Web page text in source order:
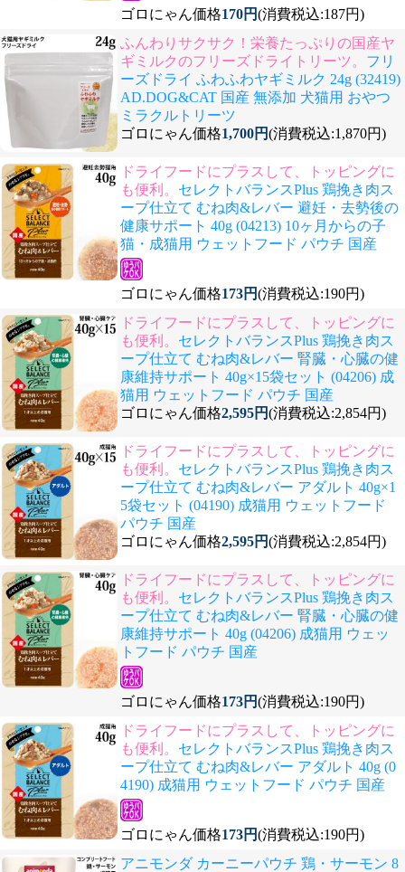
ゴロにゃん価格170円(消費税込:187円)
ふんわりサクサク！栄養たっぷりの国産ヤ
ギミルクのフリーズドライトリーツ。 フリ
ーズドライ ふわふわヤギミルク 24g (32419)
AD.DOG&CAT 国産 無添加 犬猫用 おやつ
ミラクルトリーツ
ゴロにゃん価格1,700円(消費税込:1,870円)
ドライフードにプラスして、トッピングに
も便利。 セレクトバランスPlus 鶏挽き肉ス
ープ仕立て むね肉&レバー 避妊・去勢後の
健康サポート 40g (04213) 10ヶ月からの子
猫・成猫用 ウェットフード パウチ 国産
ゴロにゃん価格173円(消費税込:190円)
ドライフードにプラスして、トッピングに
も便利。 セレクトバランスPlus 鶏挽き肉ス
ープ仕立て むね肉&レバー 腎臓・心臓の健
康維持サポート 40g×15袋セット (04206) 成
猫用 ウェットフード パウチ 国産
ゴロにゃん価格2,595円(消費税込:2,854円)
ドライフードにプラスして、トッピングに
も便利。 セレクトバランスPlus 鶏挽き肉ス
ープ仕立て むね肉&レバー アダルト 40g×1
5袋セット (04190) 成猫用 ウェットフード
パウチ 国産
ゴロにゃん価格2,595円(消費税込:2,854円)
ドライフードにプラスして、トッピングに
も便利。 セレクトバランスPlus 鶏挽き肉ス
ープ仕立て むね肉&レバー 腎臓・心臓の健
康維持サポート 40g (04206) 成猫用 ウェッ
トフード パウチ 国産
ゴロにゃん価格173円(消費税込:190円)
ドライフードにプラスして、トッピングに
も便利。 セレクトバランスPlus 鶏挽き肉ス
ープ仕立て むね肉&レバー アダルト 40g (0
4190) 成猫用 ウェットフード パウチ 国産
ゴロにゃん価格173円(消費税込:190円)
アニモンダ カーニーパウチ 鶏・サーモン 8